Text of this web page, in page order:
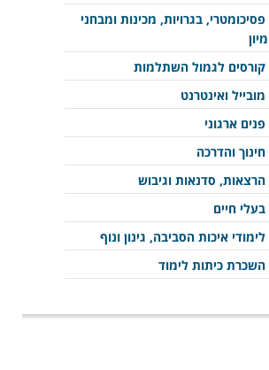
פסיכומטרי, בגרויות, מכינות ומבחני
מיון
קורסים לגמול השתלמות
מובייל ואינטרנט
פנים ארגוני
חינוך והדרכה
הרצאות, סדנאות וגיבוש
בעלי חיים
לימודי איכות הסביבה, גינון ונוף
השכרת כיתות לימוד